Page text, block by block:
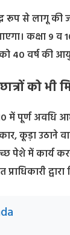
से लागू की
कक्षा 9
को 40 वर्ष
को भी
में पूर्ण अवधि
कूड़ा उठाने
पेशे में कार्य
द्वारा